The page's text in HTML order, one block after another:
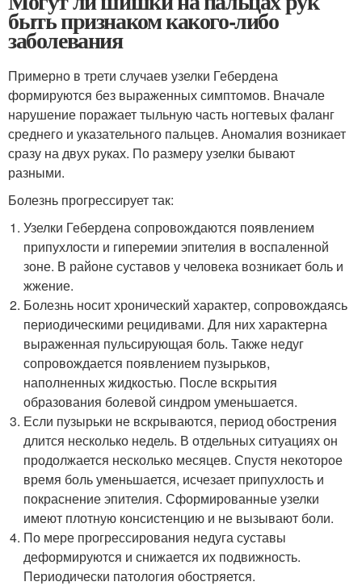
быть признаком какого-либо
заболевания
Примерно в трети случаев узелки Гебердена
формируются без выраженных симптомов. Вначале
нарушение поражает тыльную часть ногтевых фаланг
среднего и указательного пальцев. Аномалия возникает
сразу на двух руках. По размеру узелки бывают
разными.
Болезнь прогрессирует так:
Узелки Гебердена сопровождаются появлением
припухлости и гиперемии эпителия в воспаленной
зоне. В районе суставов у человека возникает боль и
жжение.
Болезнь носит хронический характер, сопровождаясь
периодическими рецидивами. Для них характерна
выраженная пульсирующая боль. Также недуг
сопровождается появлением пузырьков,
наполненных жидкостью. После вскрытия
образования болевой синдром уменьшается.
Если пузырьки не вскрываются, период обострения
длится несколько недель. В отдельных ситуациях он
продолжается несколько месяцев. Спустя некоторое
время боль уменьшается, исчезает припухлость и
покраснение эпителия. Сформированные узелки
имеют плотную консистенцию и не вызывают боли.
По мере прогрессирования недуга суставы
деформируются и снижается их подвижность.
Периодически патология обостряется.